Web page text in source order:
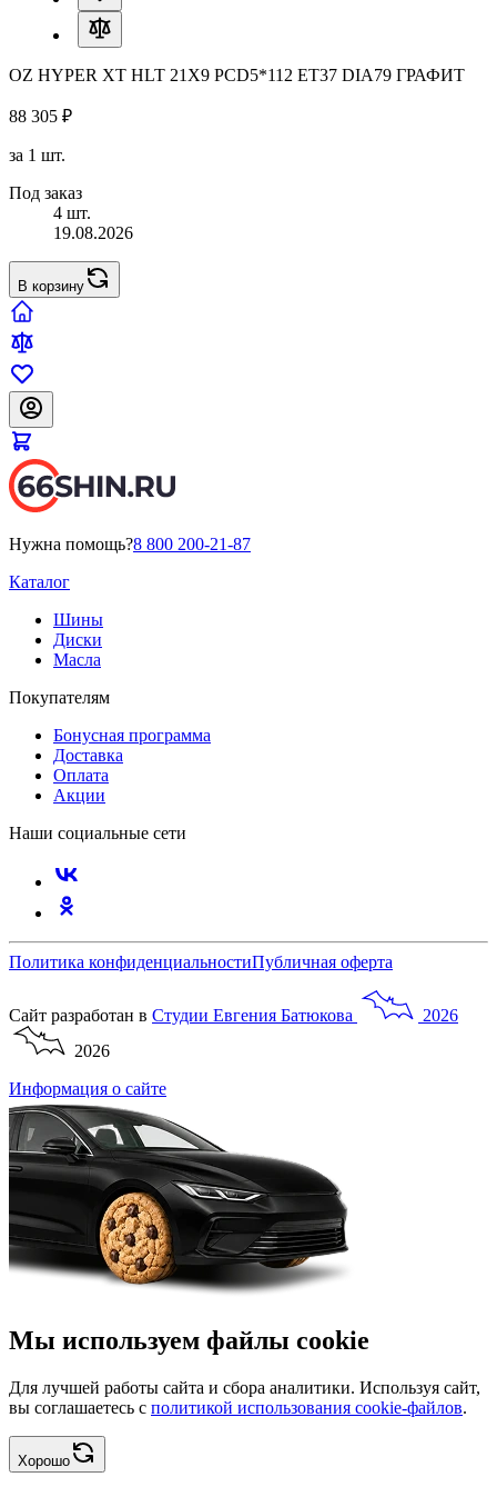
OZ HYPER XT HLT 21X9 PCD5*112 ET37 DIA79 ГРАФИТ
88 305 ₽
за 1 шт.
Под заказ
4 шт.
19.08.2026
В корзину
Нужна помощь?8 800 200-21-87
Каталог
Шины
Диски
Масла
Покупателям
Бонусная программа
Доставка
Оплата
Акции
Наши социальные сети
Политика конфиденциальностиПубличная оферта
Сайт разработан в Студии Евгения Батюкова
2026
2026
Информация о сайте
Мы используем файлы cookie
Для лучшей работы сайта и сбора аналитики. Используя сайт,
вы соглашаетесь с политикой использования cookie-файлов.
Хорошо